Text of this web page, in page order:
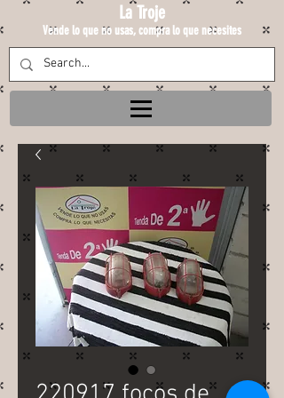
La Troje
Vende lo que no usas, compra lo que necesites